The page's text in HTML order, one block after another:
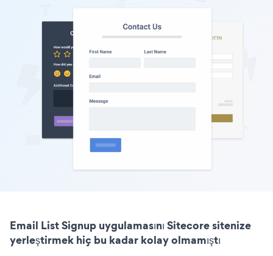
Email List Signup uygulamasını Sitecore sitenize
yerleştirmek hiç bu kadar kolay olmamıştı